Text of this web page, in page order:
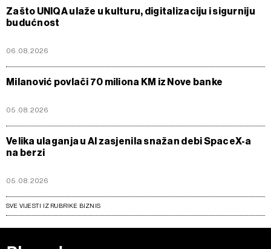
Zašto UNIQA ulaže u kulturu, digitalizaciju i sigurniju
budućnost
06.08.2026
Milanović povlači 70 miliona KM iz Nove banke
05.08.2026
Velika ulaganja u AI zasjenila snažan debi SpaceX-a
na berzi
05.08.2026
SVE VIJESTI IZ RUBRIKE BIZNIS